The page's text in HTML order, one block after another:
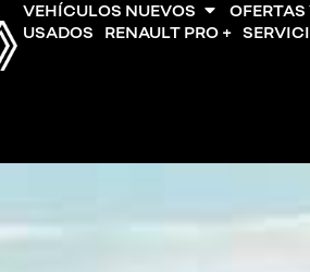
VEHÍCULOS NUEVOS
USADOS RENAULT PRO +